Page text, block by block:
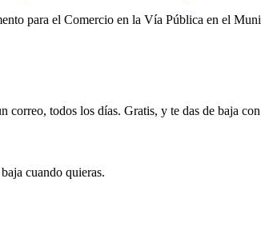
para el Comercio en la Vía Pública en el
todos los días. Gratis, y te das de baja
cuando quieras.